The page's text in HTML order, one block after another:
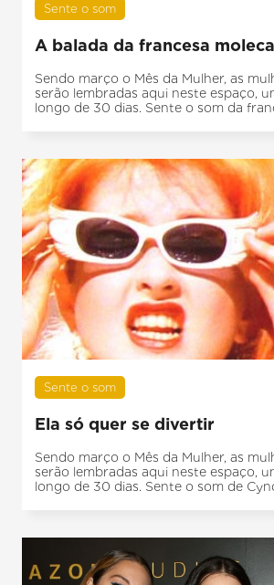
Sente o som
A balada da francesa moleca
Sendo março o Mês da Mulher, as
serão lembradas aqui neste espaço,
longo de 30 dias. Sente o som da
Sente o som
Ela só quer se divertir
Sendo março o Mês da Mulher, as
serão lembradas aqui neste espaço,
longo de 30 dias. Sente o som de